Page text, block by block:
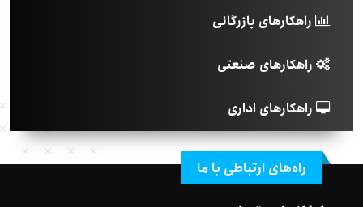
راهکارهای بازرگانی
راهکارهای صنعتی
راهکارهای اداری
راه‌های ارتباطی با ما